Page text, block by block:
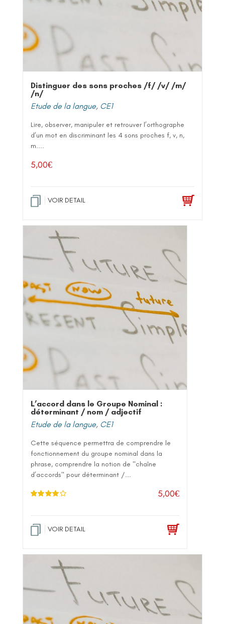
Distinguer des sons proches /f/ /v/ /m/
/n/
Etude de la langue, CE1
Lire, observer, manipuler et retrouver l’orthographe
d’un mot en discriminant les 4 sons proches f, v, n,
m....
5,00€
VOIR DETAIL
L’accord dans le Groupe Nominal :
déterminant / nom / adjectif
Etude de la langue, CE1
Cette séquence permettra de comprendre le
fonctionnement du groupe nominal dans la
phrase, comprendre la notion de "chaîne
d’accords" pour déterminant /...
5,00€
VOIR DETAIL